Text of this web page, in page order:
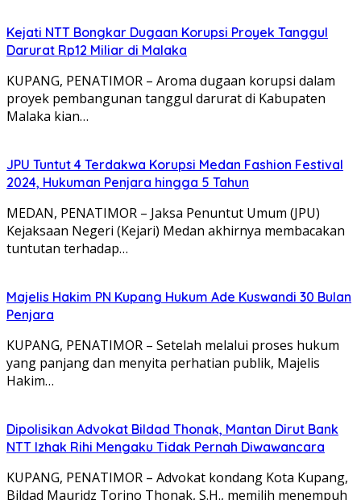
Kejati NTT Bongkar Dugaan Korupsi Proyek Tanggul
Darurat Rp12 Miliar di Malaka
KUPANG, PENATIMOR – Aroma dugaan korupsi dalam
proyek pembangunan tanggul darurat di Kabupaten
Malaka kian…
JPU Tuntut 4 Terdakwa Korupsi Medan Fashion Festival
2024, Hukuman Penjara hingga 5 Tahun
MEDAN, PENATIMOR – Jaksa Penuntut Umum (JPU)
Kejaksaan Negeri (Kejari) Medan akhirnya membacakan
tuntutan terhadap…
Majelis Hakim PN Kupang Hukum Ade Kuswandi 30 Bulan
Penjara
KUPANG, PENATIMOR – Setelah melalui proses hukum
yang panjang dan menyita perhatian publik, Majelis
Hakim…
Dipolisikan Advokat Bildad Thonak, Mantan Dirut Bank
NTT Izhak Rihi Mengaku Tidak Pernah Diwawancara
KUPANG, PENATIMOR – Advokat kondang Kota Kupang,
Bildad Mauridz Torino Thonak, S.H., memilih menempuh